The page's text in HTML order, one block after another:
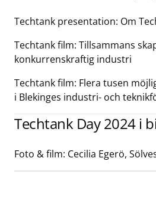
Techtank presentation: Om
Techtank film: Tillsammans
konkurrenskraftig industri
Techtank film: Flera tusen
i Blekinges industri- och
Techtank Day 2024 i
Foto & film: Cecilia Egerö,